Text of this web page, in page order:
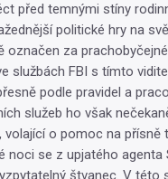
před temnými stíny
politické hry na
označen za
službách FBI s tímto
podle pravidel a
služeb ho však
volající o pomoc na přísně
noci se z upjatého
štvanec. V